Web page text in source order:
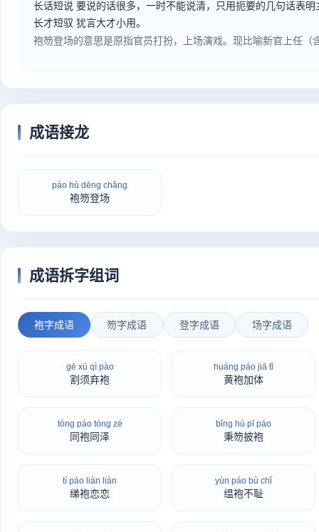
长话短说 要说的话很多，一时不能说清，只用扼要的几句话表明
长才短驭 犹言大才小用。
袍笏登场的意思是原指官员打扮，上场演戏。现比喻新官上任（
成语接龙
páo hù dēng chǎng
袍笏登场
成语拆字组词
袍字成语 笏字成语 登字成语 场字成语
gē xū qì pào
割须弃袍
huáng páo jiā tǐ
黄袍加体
tóng páo tóng zé
同袍同泽
bǐng hù pī páo
秉笏披袍
tí páo liàn liàn
绨袍恋恋
yùn páo bù chǐ
缊袍不耻